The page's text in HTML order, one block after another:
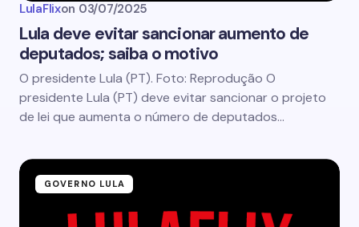
LulaFlixon 03/07/2025
Lula deve evitar sancionar aumento de
deputados; saiba o motivo
O presidente Lula (PT). Foto: Reprodução O
presidente Lula (PT) deve evitar sancionar o projeto
de lei que aumenta o número de deputados…
GOVERNO LULA